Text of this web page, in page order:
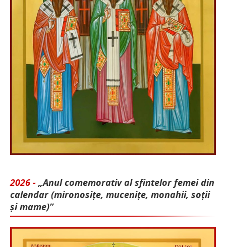
2026 - „Anul comemorativ al sfintelor femei din
calendar (mironosițe, mu­cenițe, monahii, soții
și mame)”